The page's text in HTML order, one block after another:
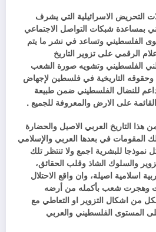
التحريض الاسرائيلية التي يشرف
بمساعدة شبكات التواصل الاجتماعي
الفلسطيني وتساعد في نشر ما يتم
الرقمي على تزوير التاريخ
الفلسطيني وتشويه صورة الشعب
وحقوقه التاريخية في فلسطين لإجهاض
للنضال الفلسطيني ضمن طبيعة
على الارض والمعروفة للجميع .
التاريخ العربي الاصيل والحضارة
المقومات في بعدها العربي والإسلامي
للبشرية اجمع ولا تنتظر تلك
والسلوك الشاذ وقلب الحقائق،
اصيلة، وان واقع الاحتلال
وهجرت شعب بأكمله من أرضه
من اشكال التزوير او التعاطي مع
المستوى الفلسطيني والعربي